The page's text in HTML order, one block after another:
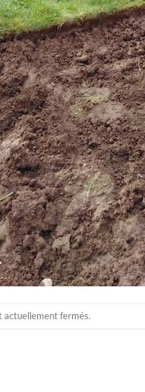
actuellement fermés.